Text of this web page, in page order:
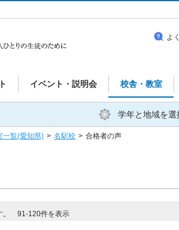
イベント・説明会 校舎・教室
よ
学年と地域を選
一覧(愛知県) > 名駅校 > 合格者の声
。 91-120件を表示